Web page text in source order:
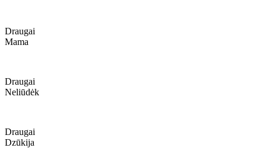
Draugai
Mama
Draugai
Neliūdėk
Draugai
Dzūkija